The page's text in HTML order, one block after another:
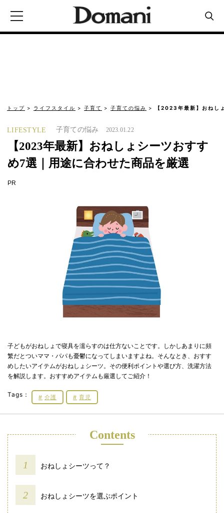
トップ ライフスタイル 子育て 子育ての悩み 【2023年最新】おねし
LIFESTYLE 子育ての悩み 2023.01.22
【2023年最新】おねしょシーツおすす
め7選｜用途に合わせた商品を厳選
PR
子どもがおねしょで寝具を濡らすのは仕方ないことです。しかしあまりに頻
繁だとついママ・パパも憂鬱になってしまいますよね。そんなとき、おすす
めしたいアイテムがおねしょシーツ。その便利ポイントや選び方、洗濯方法
を解説します。おすすめアイテムも厳選してご紹介！
Tags： 介護 育児
Contents
おねしょシーツって？
おねしょシーツを選ぶポイント